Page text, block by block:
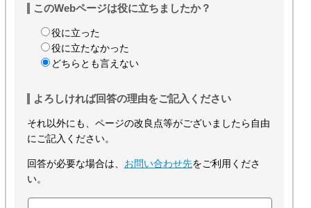
このWebページは役に立ちましたか？
役に立った
役に立たなかった
どちらとも言えない
よろしければ回答の理由をご記入ください
それ以外にも、ページの改良点等がございましたら自由
にご記入ください。
回答が必要な場合は、 お問い合わせ先をご利用くださ
い。